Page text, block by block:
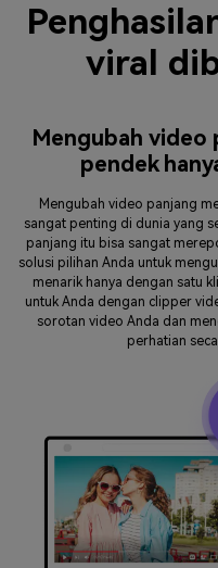
viral
Mengubah video
pendek
Mengubah video panjang
sangat penting di dunia yang
panjang itu bisa sangat
solusi pilihan Anda untuk
menarik hanya dengan satu
untuk Anda dengan clipper
sorotan video Anda dan
perhatian